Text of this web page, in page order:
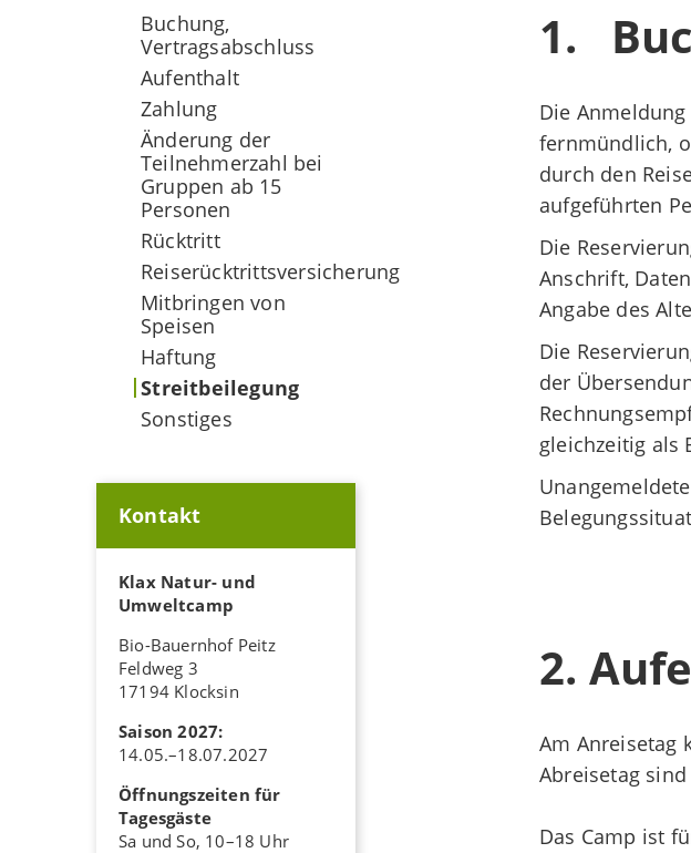
1.
Die
fernmündlich,
durch den
aufgeführten
Die
Anschrift,
Angabe des
Die
der
gleichzeitig als
2.
Am Anreisetag
Abreisetag
Das Camp ist
Buchung,
Vertragsabschluss
Aufenthalt
Zahlung
Änderung der
Teilnehmerzahl bei
Gruppen ab 15
Personen
Rücktritt
Reiserücktrittsversicherung
Mitbringen von
Speisen
Haftung
Streitbeilegung
Sonstiges
Kontakt
Klax Natur- und
Umweltcamp
Bio-Bauernhof Peitz
Feldweg 3
17194 Klocksin
Saison 2027:
14.05.–18.07.2027
Öffnungszeiten für
Tagesgäste
Sa und So, 10–18 Uhr